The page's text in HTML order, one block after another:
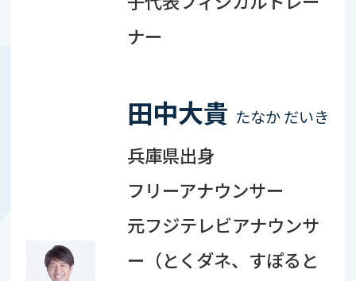
ナー
田中大貴 たなか だいき
兵庫県出身
フリーアナウンサー
元フジテレビアナウンサ
ー（とくダネ、すぽると